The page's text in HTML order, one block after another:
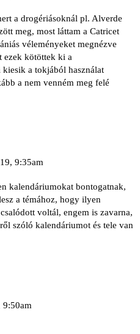
a drogériásoknál pl. Alverde
meg, most láttam a Catricet
véleményeket megnézve
ezek kötöttek ki a
a tokjából használat
a nem venném meg felé
9:35am
kalendáriumokat bontogatnak,
a témához, hogy ilyen
voltál, engem is zavarna,
szóló kalendáriumot és tele van
9:50am